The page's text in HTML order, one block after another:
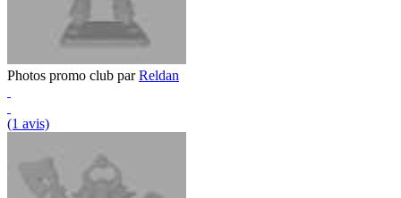
Photos promo club parReldan
(1 avis)